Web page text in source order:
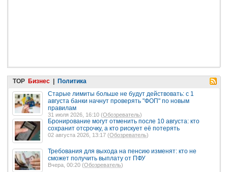
TOP Бизнес
Политика
Старые лимиты больше не будут действовать: с 1
августа банки начнут проверять "ФОП" по новым
правилам
31 июля 2026, 16:10 (Обозреватель)
Бронирование могут отменить после 10 августа: кто
сохранит отсрочку, а кто рискует её потерять
02 августа 2026, 13:17 (Обозреватель)
Требования для выхода на пенсию изменят: кто не
сможет получить выплату от ПФУ
Вчера, 00:20 (Обозреватель)